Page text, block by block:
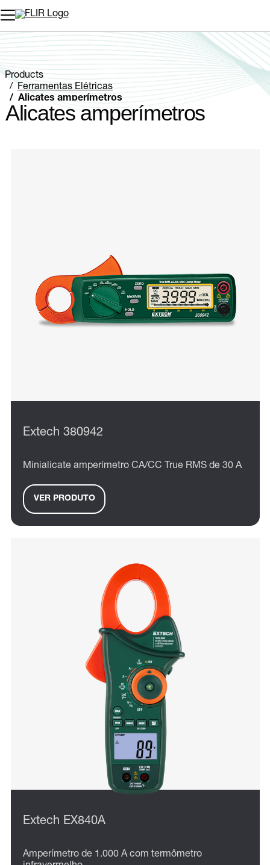
Products
Ferramentas Elétricas
Alicates amperímetros
Alicates amperímetros
Extech 380942
Minialicate amperímetro CA/CC True RMS de 30 A
VER PRODUTO
Extech EX840A
Amperímetro de 1.000 A com termômetro